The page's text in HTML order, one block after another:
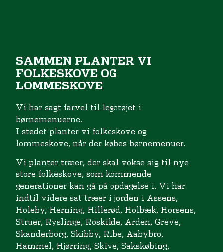
SAMMEN PLANTER VI
FOLKESKOVE OG
LOMMESKOVE
Vi har sagt farvel til legetøjet i
børnemenuerne.
I stedet planter vi folkeskove og
lommeskove, når der købes børnemenuer.
Vi planter træer, der skal vokse sig til nye
store folkeskove, som kommende
generationer kan gå på opdagelse i. Vi har
indtil videre sat træer i jorden i Assens,
Holeby, Herning, Hillerød, Holbæk, Horsens,
Struer, Ryslinge, Roskilde, Arden, Greve,
Skanderborg, Skibby, Ribe, Aabybro,
Hammel, Hjørring, Skive, Sakskøbing,